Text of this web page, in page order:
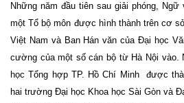
Những năm đầu tiên sau giải phóng,
một Tổ bộ môn được hình thành trên cơ
Việt Nam và Ban Hán văn của Đại học
cường của một số cán bộ từ Hà Nội vào.
học Tổng hợp TP. Hồ Chí Minh được
hai trường Đại học Khoa học Sài Gòn và